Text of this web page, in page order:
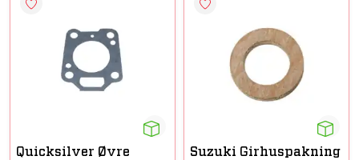
Quicksilver Øvre
Suzuki Girhuspakning